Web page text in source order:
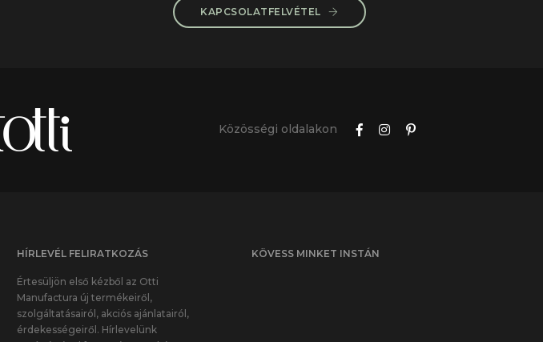
KAPCSOLATFELVÉTEL
Közösségi oldalakon
HÍRLEVÉL FELIRATKOZÁS
Értesüljön első kézből az Otti
Manufactura új termékeiről,
szolgáltatásairól, akciós ajánlatairól,
érdekességeiről. Hírlevelünk
KÖVESS MINKET INSTÁN